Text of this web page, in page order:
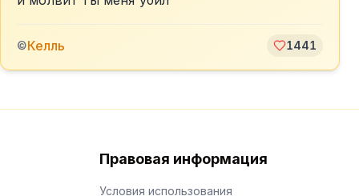
©Келль 1441
Правовая информация
Условия использования